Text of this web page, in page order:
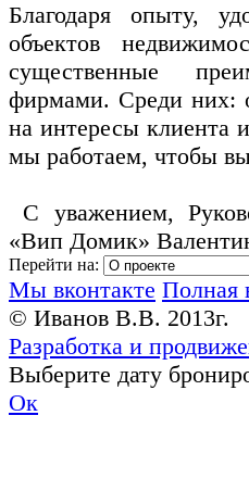
Благодаря опыту,
объектов
существенные
фирмами. Среди них:
на интересы клиента
мы работаем, чтобы
С уважением,
«Вип Домик»
Перейти на:
Мы вконтакте Полная
© Иванов В.В. 2013г.
Разработка и
Выберите дату
Ок